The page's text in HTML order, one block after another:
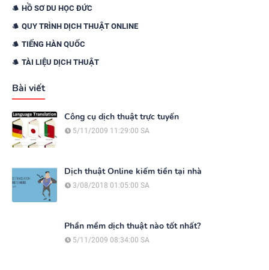
HỒ SƠ DU HỌC ĐỨC
QUY TRÌNH DỊCH THUẬT ONLINE
TIẾNG HÀN QUỐC
TÀI LIỆU DỊCH THUẬT
Bài viết
Công cụ dịch thuật trực tuyến
5/11/2009 11:29:00 SA
Dịch thuật Online kiếm tiền tại nhà
3/08/2018 01:05:00 SA
Phần mềm dịch thuật nào tốt nhất?
5/11/2009 08:34:00 SA